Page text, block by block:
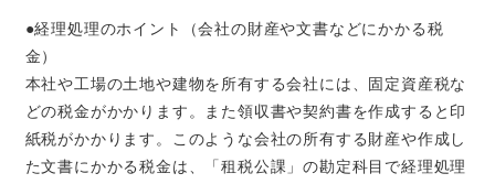
●経理処理のホイント（会社の財産や文書などにかかる税
金）
本社や工場の土地や建物を所有する会社には、固定資産税な
どの税金がかかります。また領収書や契約書を作成すると印
紙税がかかります。このような会社の所有する財産や作成し
た文書にかかる税金は、「租税公課」の勘定科目で経理処理